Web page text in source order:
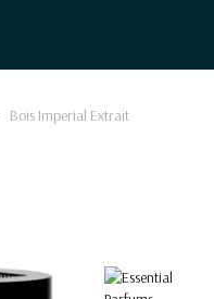
Bois Imperial Extrait